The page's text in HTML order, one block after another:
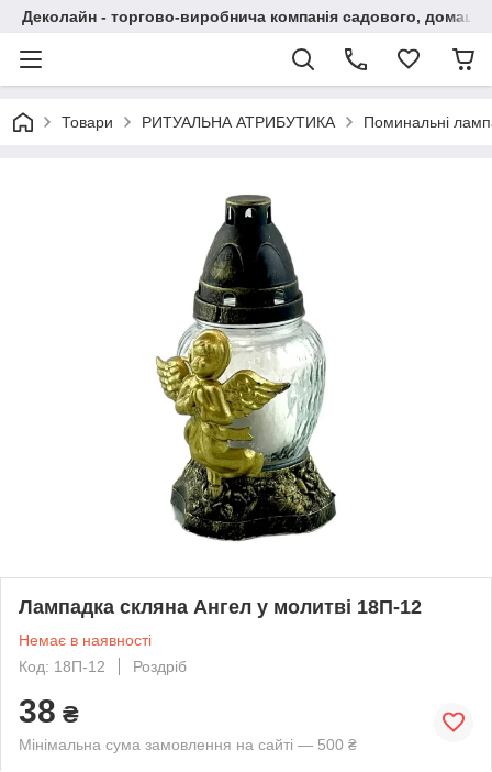
Деколайн - торгово-виробнича компанія садового,
Товари РИТУАЛЬНА АТРИБУТИКА Поминальні
Лампадка скляна Ангел у молитві 18П-12
Немає в наявності
Код: 18П-12
Роздріб
38 ₴
Мінімальна сума замовлення на сайті — 500 ₴